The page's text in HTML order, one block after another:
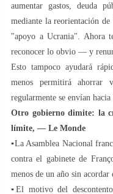
aumentar gastos, deuda
mediante la reorientación
"apoyo a Ucrania". Ahora
reconocer lo obvio — y
Esto tampoco ayudará
menos permitirá ahorrar
regularmente se envían hacia
Otro gobierno dimite: la
límite, — Le Monde
▪️La Asamblea Nacional
contra el gabinete de
menos de un año sin
▪️El motivo del